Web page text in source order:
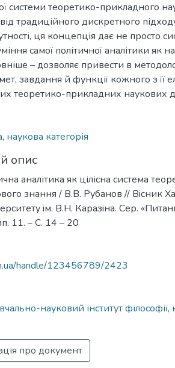
системи теоретико-прикладного
традиційного дискретного
ця концепція дає не просто
самої політичної аналітики як
– дозволяє привести в
завдання й функції кожного з її
теоретико-прикладних наукових
, наукова категорія
опис
аналітика як цілісна система
знання / В.В. Рубанов // Вiсник
iм. В.Н. Каразiна. Сер.
11. – С. 14 – 20
handle/123456789/2423
науковий інститут філософії,
про документ